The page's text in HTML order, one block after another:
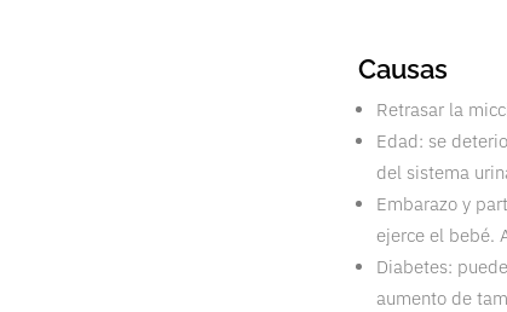
Causas
Retrasar la
Edad: se
del sistema
Embarazo y
ejerce el bebé.
Diabetes:
aumento de